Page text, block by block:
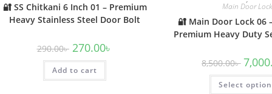
🔐 SS Chitkani 6 Inch 01 – Premium
Heavy Stainless Steel Door Bolt
290.00৳ Original
price
was:
290.00৳ .
270.00৳
Add to cart
Main Door Lock
🔐 Main Door Lock 06
Premium Heavy Duty
8,500.00৳ price
was:
Select